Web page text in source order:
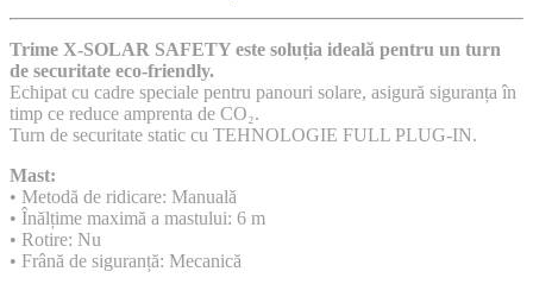
Trime X-SOLAR SAFETY este soluția ideală pentru un turn
de securitate eco-friendly.
Echipat cu cadre speciale pentru panouri solare, asigură siguranța în
timp ce reduce amprenta de CO₂.
Turn de securitate static cu TEHNOLOGIE FULL PLUG-IN.
Mast:
• Metodă de ridicare: Manuală
• Înălțime maximă a mastului: 6 m
• Rotire: Nu
• Frână de siguranță: Mecanică